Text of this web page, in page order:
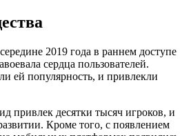
2019 года в раннем доступе
сердца пользователей.
ей популярность, и привлекли
привлек десятки тысяч игроков, и
Кроме того, с появлением